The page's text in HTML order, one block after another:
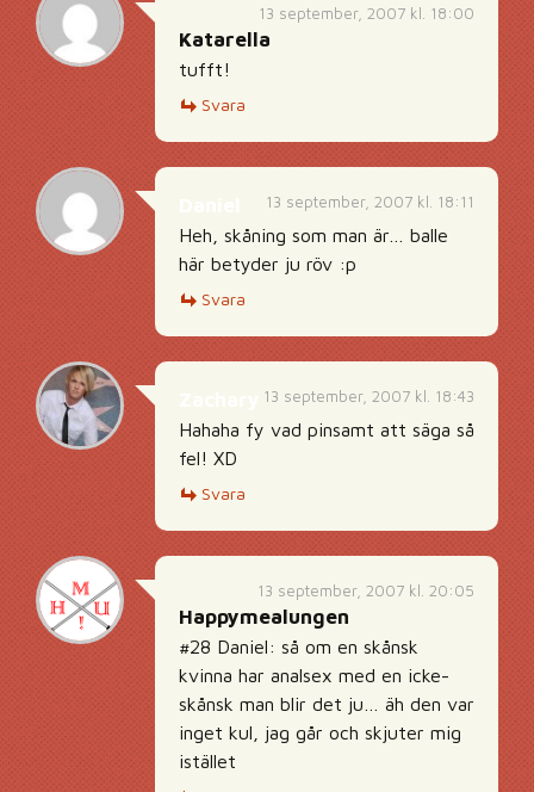
13 september, 2007 kl. 18:00
Katarella
tufft!
Svara
13 september, 2007 kl. 18:11
Heh, skåning som man är… balle
här betyder ju röv :p
Svara
13 september, 2007 kl. 18:43
Hahaha fy vad pinsamt att säga så
fel! XD
Svara
13 september, 2007 kl. 20:05
Happymealungen
#28 Daniel: så om en skånsk
kvinna har analsex med en icke-
skånsk man blir det ju… äh den var
inget kul, jag går och skjuter mig
istället